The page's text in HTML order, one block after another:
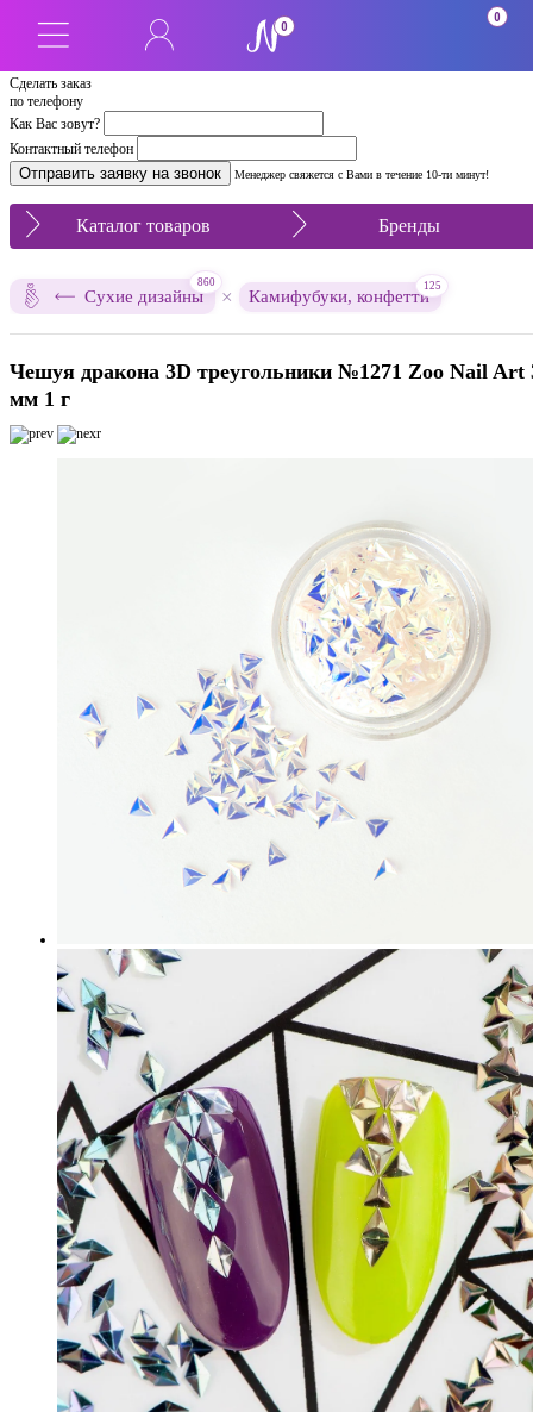
Сделать заказ
по телефону
Как Вас зовут?
Контактный телефон
Менеджер свяжется с Вами в течение 10-ти минут!
0
0
Каталог товаров Бренды
Сухие дизайны
860
× Камифубуки, конфетти
125
Чешуя дракона 3D треугольники №1271 Zoo Nail Art
мм 1 г